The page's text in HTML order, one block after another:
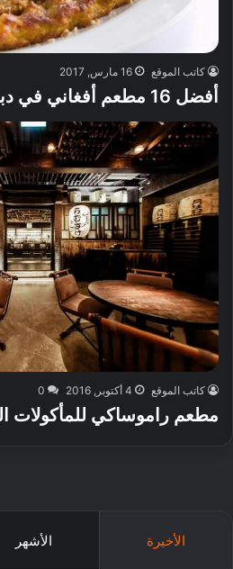
كاتب الموقع 16 مارس, 2017
أفضل 16 مطعم أفغاني في دبي
كاتب الموقع 4 أكتوبر, 2016 0
مطعم راموساكي للمأكولات
الأخيرة الأشهر